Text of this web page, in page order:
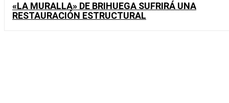
«LA MURALLA» DE BRIHUEGA SUFRIRÁ UNA
RESTAURACIÓN ESTRUCTURAL